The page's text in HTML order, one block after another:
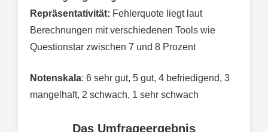
Repräsentativität: Fehlerquote liegt laut
Berechnungen mit verschiedenen Tools wie
Questionstar zwischen 7 und 8 Prozent
Notenskala: 6 sehr gut, 5 gut, 4 befriedigend, 3
mangelhaft, 2 schwach, 1 sehr schwach
Das Umfrageergebnis